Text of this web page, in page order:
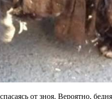
от зноя. Вероятно,